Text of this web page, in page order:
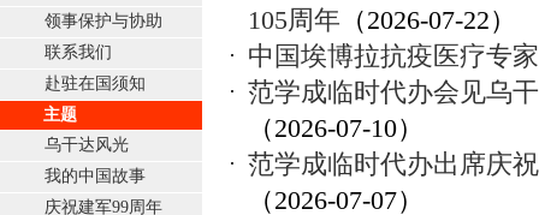
领事保护与协助
联系我们
赴驻在国须知
主题
乌干达风光
我的中国故事
庆祝建军99周年
105周年 （2026-07-22）
中国埃博拉抗疫医疗专
范学成临时代办会见乌
（2026-07-10）
范学成临时代办出席庆
（2026-07-07）